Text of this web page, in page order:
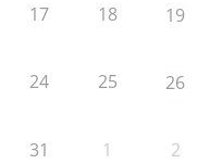
17 18 19
24 25 26
31 1 2